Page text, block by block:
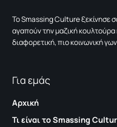
To Smassing Culture
αγαπούν την μαζική κουλτούρα
διαφορετική, πιο κοινωνική
Για εμάς
Αρχική
Τι είναι το Smassing